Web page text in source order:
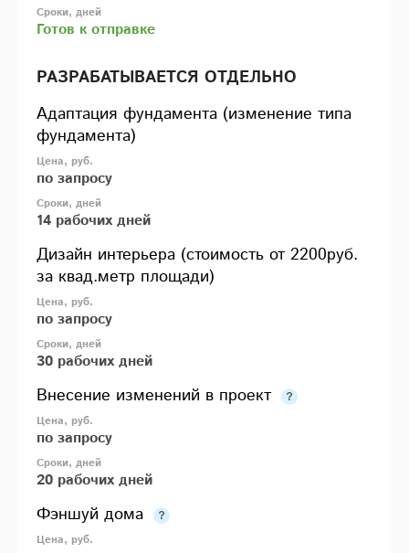
Готов к отправке
РАЗРАБАТЫВАЕТСЯ ОТДЕЛЬНО
Адаптация фундамента (изменение типа
фундамента)
по запросу
14 рабочих дней
Дизайн интерьера (стоимость от 2200руб.
за квад.метр площади)
по запросу
30 рабочих дней
Внесение изменений в проект
по запросу
20 рабочих дней
Фэншуй дома